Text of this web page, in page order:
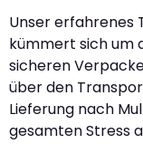
Unser erfahrenes
kümmert sich um
sicheren
über den
Lieferung nach
gesamten Stress